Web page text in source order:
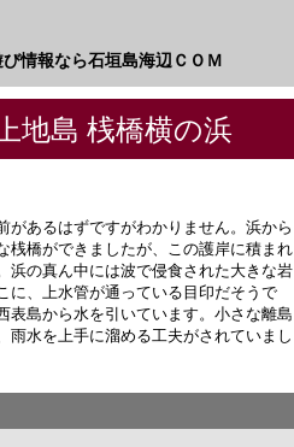
情報なら石垣島海辺ＣＯＭ
島 桟橋横の浜
があるはずですがわかりません。浜から
桟橋ができましたが、この護岸に積まれ
浜の真ん中には波で侵食された大きな岩
に、上水管が通っている目印だそうで
表島から水を引いています。小さな離島
雨水を上手に溜める工夫がされていまし